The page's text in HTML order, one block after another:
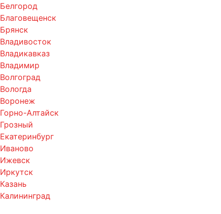
Белгород
Благовещенск
Брянск
Владивосток
Владикавказ
Владимир
Волгоград
Вологда
Воронеж
Горно-Алтайск
Грозный
Екатеринбург
Иваново
Ижевск
Иркутск
Казань
Калининград